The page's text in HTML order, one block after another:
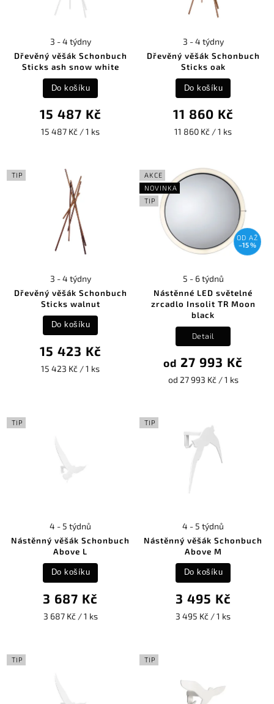
Dřevěný věšák Schonbuch
Sticks ash snow white
3 - 4 týdny
15 487 Kč
15 487 Kč / 1 ks
Do košíku
Dřevěný věšák Schonbuch
Sticks oak
3 - 4 týdny
11 860 Kč
11 860 Kč / 1 ks
Do košíku
TIP
Dřevěný věšák Schonbuch
Sticks walnut
3 - 4 týdny
15 423 Kč
15 423 Kč / 1 ks
Do košíku
AKCE
NOVINKA
TIP
OD AŽ
–15 %
Nástěnné LED světelné
zrcadlo Insolit TR Moon
black
5 - 6 týdnů
od 27 993 Kč
od 27 993 Kč / 1 ks
Detail
TIP
Nástěnný věšák Schonbuch
Above L
4 - 5 týdnů
3 687 Kč
3 687 Kč / 1 ks
Do košíku
TIP
Nástěnný věšák Schonbuch
Above M
4 - 5 týdnů
3 495 Kč
3 495 Kč / 1 ks
Do košíku
TIP TIP